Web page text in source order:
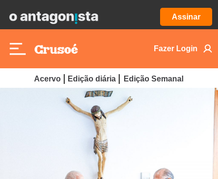
Assinar
Fazer Login
Acervo Edição diária Edição Semanal